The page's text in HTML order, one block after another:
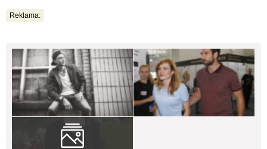
Reklama: